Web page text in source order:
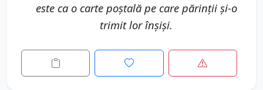
este ca o carte poştală pe care părinții și-o
trimit lor înşişi.